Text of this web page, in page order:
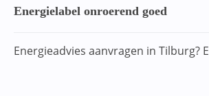
Energielabel onroerend goed
Energieadvies aanvragen in Tilburg?